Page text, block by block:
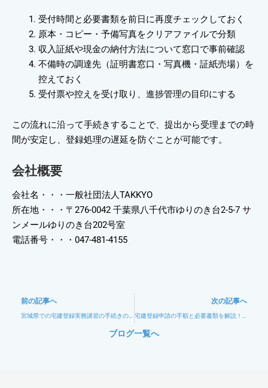
受付時間と必要書類を前日に再度チェックしておく
原本・コピー・予備写真をクリアファイルで分類
収入証紙や現金の納付方法について窓口で事前確認
不備時の調達先（証明書窓口・写真機・証紙売場）を
控えておく
受付票や控えを受け取り、進捗管理の目印にする
この流れに沿って手続きすることで、提出から受理までの時
間が安定し、登録処理の遅延を防ぐことが可能です。
会社概要
会社名・・・一般社団法人TAKKYO
所在地・・・〒276-0042 千葉県八千代市ゆりのき台2-5-7 サ
ンメールゆりのき台202号室
電話番号・・・047-481-4155
前の記事へ 次の記事へ
ブログ一覧へ